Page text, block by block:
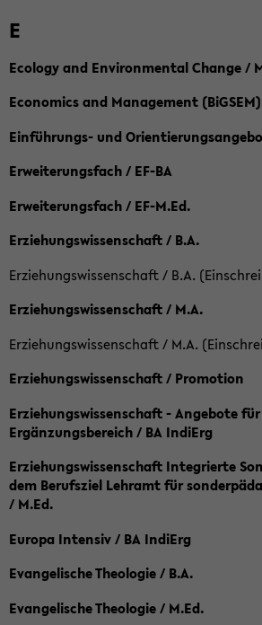
E
Ecology and Environmental Change /
Economics and Management
Einführungs- und
Erweiterungsfach / EF-BA
Erweiterungsfach / EF-M.Ed.
Erziehungswissenschaft / B.A.
Erziehungswissenschaft / B.A.
Erziehungswissenschaft / M.A.
Erziehungswissenschaft / M.A.
Erziehungswissenschaft / Promotion
Erziehungswissenschaft - Angebote
Ergänzungsbereich / BA IndiErg
Erziehungswissenschaft Integrierte
dem Berufsziel Lehramt für
/ M.Ed.
Europa Intensiv / BA IndiErg
Evangelische Theologie / B.A.
Evangelische Theologie / M.Ed.